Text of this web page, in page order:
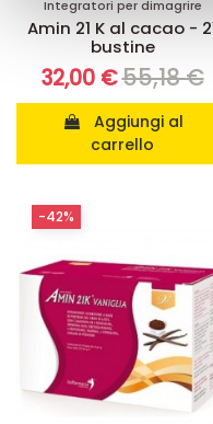
con altre informazioni
raccolto dal suo utilizzo
Integratori per dimagrire
Amin 21 K al cacao -
bustine
32,00 €55,18 €
carrello
-42%